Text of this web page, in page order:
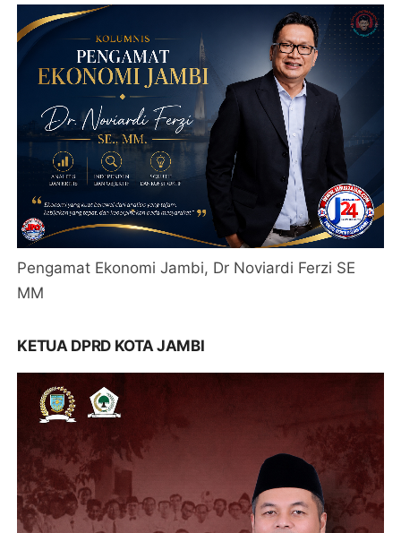
Pengamat Ekonomi Jambi, Dr Noviardi Ferzi SE
MM
KETUA DPRD KOTA JAMBI